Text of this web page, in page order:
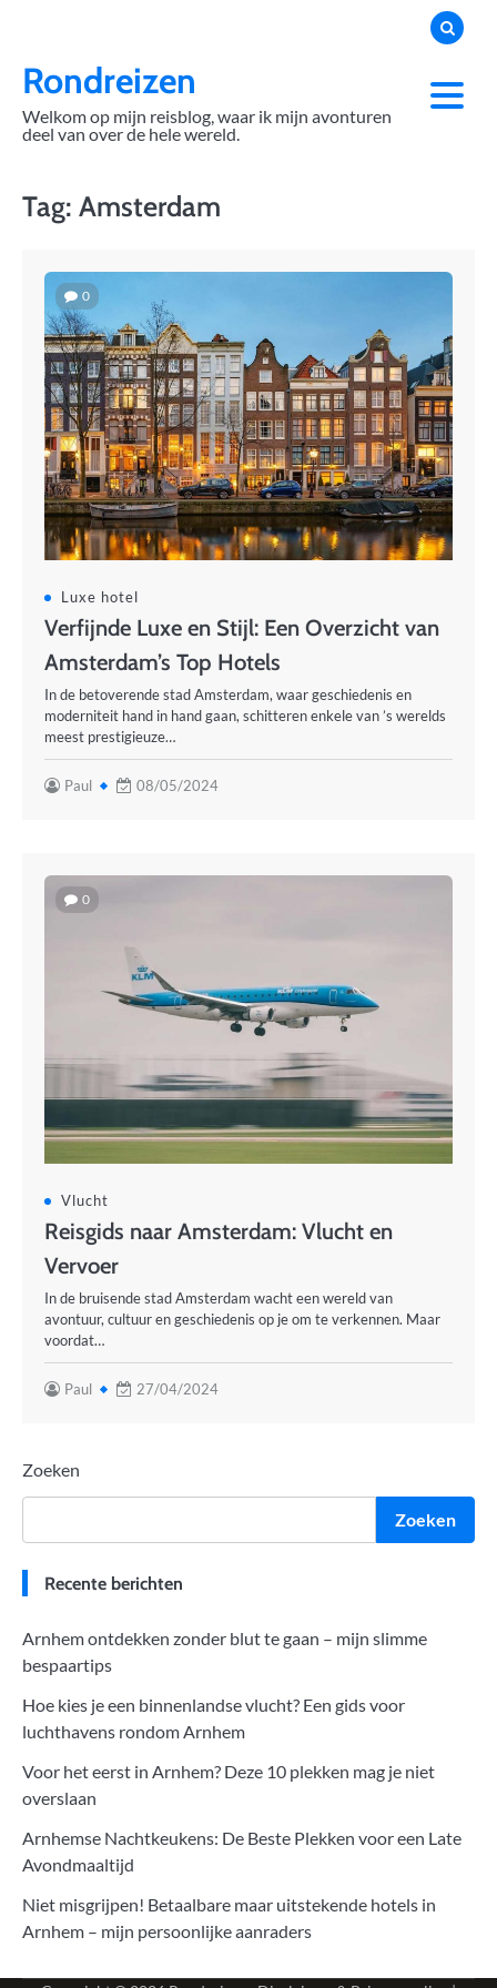
contentRondreizen
Welkom op mijn reisblog, waar ik mijn avonturen
deel van over de hele wereld.
Tag: Amsterdam
0
Luxe hotel
Verfijnde Luxe en Stijl: Een Overzicht van
Amsterdam’s Top Hotels
In de betoverende stad Amsterdam, waar geschiedenis en
moderniteit hand in hand gaan, schitteren enkele van ’s werelds
meest prestigieuze…
Paul 08/05/2024
0
Vlucht
Reisgids naar Amsterdam: Vlucht en
Vervoer
In de bruisende stad Amsterdam wacht een wereld van
avontuur, cultuur en geschiedenis op je om te verkennen. Maar
voordat…
Paul 27/04/2024
Zoeken
Zoeken
Recente berichten
Arnhem ontdekken zonder blut te gaan – mijn slimme
bespaartips
Hoe kies je een binnenlandse vlucht? Een gids voor
luchthavens rondom Arnhem
Voor het eerst in Arnhem? Deze 10 plekken mag je niet
overslaan
Arnhemse Nachtkeukens: De Beste Plekken voor een Late
Avondmaaltijd
Niet misgrijpen! Betaalbare maar uitstekende hotels in
Arnhem – mijn persoonlijke aanraders